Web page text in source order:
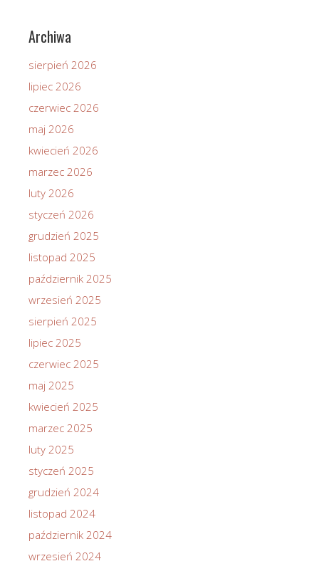
Archiwa
sierpień 2026
lipiec 2026
czerwiec 2026
maj 2026
kwiecień 2026
marzec 2026
luty 2026
styczeń 2026
grudzień 2025
listopad 2025
październik 2025
wrzesień 2025
sierpień 2025
lipiec 2025
czerwiec 2025
maj 2025
kwiecień 2025
marzec 2025
luty 2025
styczeń 2025
grudzień 2024
listopad 2024
październik 2024
wrzesień 2024